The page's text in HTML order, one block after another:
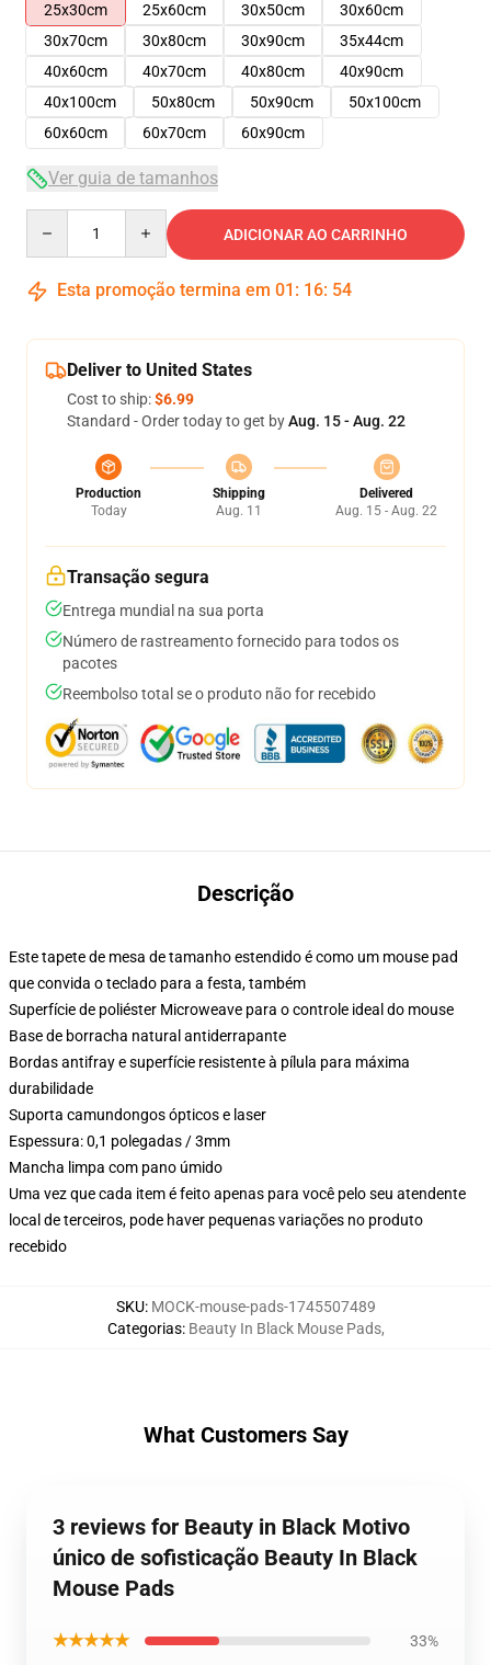
25x30cm
25x60cm 30x50cm
30x60cm
30x70cm
30x80cm 30x90cm
35x44cm
40x60cm
40x70cm 40x80cm
40x90cm
40x100cm
50x80cm 50x90cm
50x100cm
60x60cm
60x70cm 60x90cm
Ver guia de tamanhos
ADICIONAR AO CARRINHO
Esta promoção termina em 01 : 16: 54
Deliver to United States
Cost to ship:$6.99
Standard - Order today to get byAug. 15 - Aug. 22
Production
Today
Shipping
Aug. 11
Delivered
Aug. 15 - Aug. 22
Transação segura
Entrega mundial na sua porta
Número de rastreamento fornecido para todos os
pacotes
Reembolso total se o produto não for recebido
Descrição
Este tapete de mesa de tamanho estendido é como um mouse pad
que convida o teclado para a festa, também
Superfície de poliéster Microweave para o controle ideal do mouse
Base de borracha natural antiderrapante
Bordas antifray e superfície resistente à pílula para máxima
durabilidade
Suporta camundongos ópticos e laser
Espessura: 0,1 polegadas / 3mm
Mancha limpa com pano úmido
Uma vez que cada item é feito apenas para você pelo seu atendente
local de terceiros, pode haver pequenas variações no produto
recebido
SKU: MOCK-mouse-pads-1745507489
Categorias: Beauty In Black Mouse Pads,
What Customers Say
3 reviews for Beauty in Black Motivo
único de sofisticação Beauty In Black
Mouse Pads
★★★★★ 33%